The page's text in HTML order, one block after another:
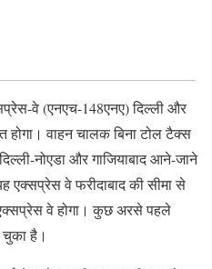
वे (एनएच-148एनए) दिल्ली और
होगा। वाहन चालक बिना टोल टैक्स
नोएडा और गाजियाबाद आने-जाने
एक्सप्रेस वे फरीदाबाद की सीमा से
वे होगा। कुछ अरसे पहले
है।